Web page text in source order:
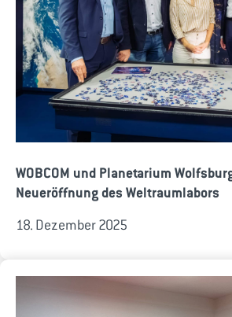
WOBCOM und Planetarium
Neueröffnung des Weltraumlabors
18. Dezember 2025